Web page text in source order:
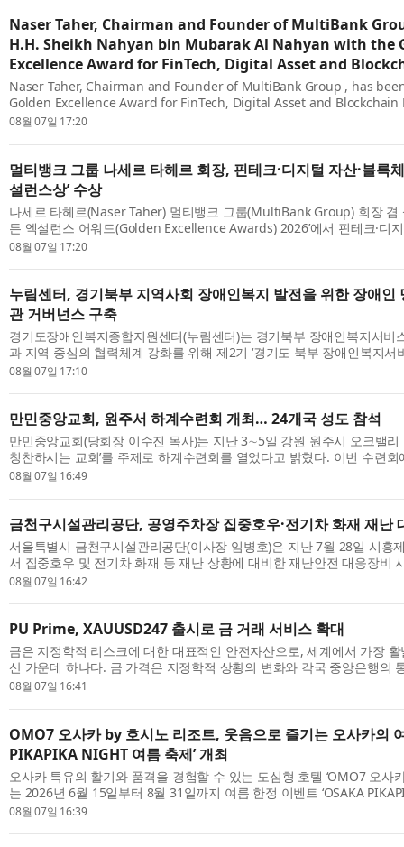
Naser Taher, Chairman and Founder of MultiBank
H.H. Sheikh Nahyan bin Mubarak Al Nahyan with the
Excellence Award for FinTech, Digital Asset and
Naser Taher, Chairman and Founder of MultiBank Group , has
Golden Excellence Award for FinTech, Digital Asset and Blockchain
9th Golden Excellence Awards 2026. The award was presented by
08월 07일 17:20
멀티뱅크 그룹 나세르 타헤르 회장, 핀테크·디지털 자산·블록
설런스상’ 수상
나세르 타헤르(Naser Taher) 멀티뱅크 그룹(MultiBank Group) 회장 겸
든 엑설런스 어워드(Golden Excellence Awards) 2026’에서 핀테크·디
문 ‘골든 엑설런스상(Golden Excellence Award for FinTech, Digital
08월 07일 17:20
누림센터, 경기북부 지역사회 장애인복지 발전을 위한 장애인
관 거버넌스 구축
경기도장애인복지종합지원센터(누림센터)는 경기북부 장애인복지서비
과 지역 중심의 협력체계 강화를 위해 제2기 ‘경기도 북부 장애인복지서
하 협의체)를 추진한다. 이번 제2기 협의체는 장애 당사자 위원의 참여
08월 07일 17:10
만민중앙교회, 원주서 하계수련회 개최… 24개국 성도 참석
만민중앙교회(당회장 이수진 목사)는 지난 3∼5일 강원 원주시 오크밸리
칭찬하시는 교회’를 주제로 하계수련회를 열었다고 밝혔다. 이번 수련
일본, 이스라엘, 미국, 콜롬비아, 호주, 영국 등 24개국 성도가 참석했다.
08월 07일 16:49
금천구시설관리공단, 공영주차장 집중호우·전기차 화재 재난
서울특별시 금천구시설관리공단(이사장 임병호)은 지난 7월 28일 시흥
서 집중호우 및 전기차 화재 등 재난 상황에 대비한 재난안전 대응장비
모의훈련을 실시했다. 이번 훈련은 공영주차장에서 발생할 수 있는 침
08월 07일 16:42
PU Prime, XAUUSD247 출시로 금 거래 서비스 확대
금은 지정학적 리스크에 대한 대표적인 안전자산으로, 세계에서 가장
산 가운데 하나다. 금 가격은 지정학적 상황의 변화와 각국 중앙은행의
전망, 투자심리 변화 등에 민감하게 반응하며 빠르게 움직이고 있다. 이
08월 07일 16:41
OMO7 오사카 by 호시노 리조트, 웃음으로 즐기는 오사카의
PIKAPIKA NIGHT 여름 축제’ 개최
오사카 특유의 활기와 품격을 경험할 수 있는 도심형 호텔 ‘OMO7 오사
는 2026년 6월 15일부터 8월 31일까지 여름 한정 이벤트 ‘OSAKA
제’​를 개최한다. 이번 이벤트는 연중 운영되는 ‘OSAKA PIKAPIKA
08월 07일 16:39